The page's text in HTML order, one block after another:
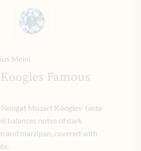
Meinl
Famous
Nougat Mozart Koogles' taste
balances notes of dark
and marzipan, covered with